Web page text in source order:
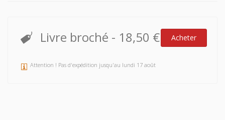
Livre broché - 18,50 € Acheter
Attention ! Pas d'expédition jusqu'au lundi 17 août